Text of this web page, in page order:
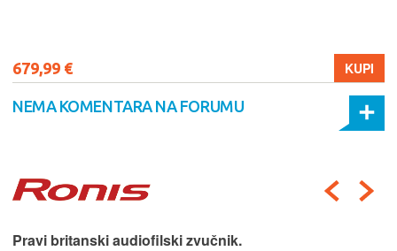
679,99 € KUPI
NEMA KOMENTARA NA FORUMU
Pravi britanski audiofilski zvučnik.